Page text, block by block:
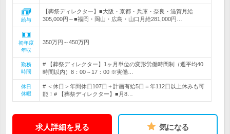
給与
【葬祭ディレクター】■大阪・京都・兵庫・奈良・滋賀月給
305,000円～■福岡・岡山・広島・山口月給281,000円…
初年度
年収
350万円～450万円
勤務
時間
# 【葬祭ディレクター】1ヶ月単位の変形労働時間制（週平均40
時間以内）8：00～17：00 ※実働…
休日
休暇
# ＜休日＞年間休日107日＋計画有給5日＝年112日以上休みも可
能！# 【葬祭ディレクター】■月8…
求人詳細を見る 気になる